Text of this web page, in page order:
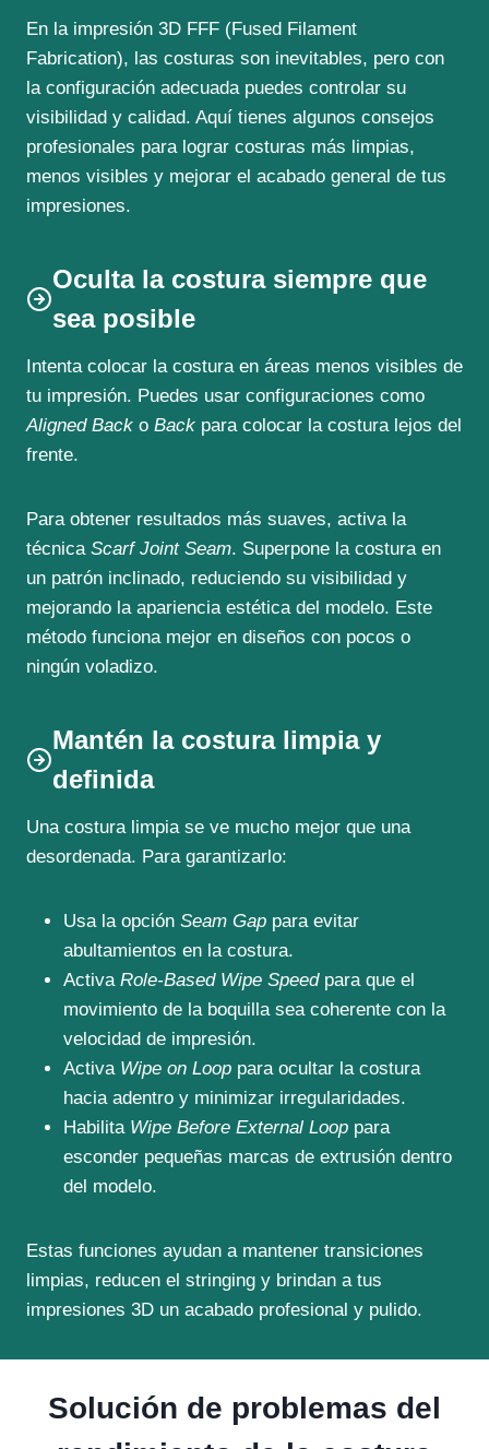
En la impresión 3D FFF (Fused Filament
Fabrication), las costuras son inevitables, pero con
la configuración adecuada puedes controlar su
visibilidad y calidad. Aquí tienes algunos consejos
profesionales para lograr costuras más limpias,
menos visibles y mejorar el acabado general de tus
impresiones.
Oculta la costura siempre que
sea posible
Intenta colocar la costura en áreas menos visibles de
tu impresión. Puedes usar configuraciones como
Aligned Back o Back para colocar la costura lejos del
frente.
Para obtener resultados más suaves, activa la
técnica Scarf Joint Seam. Superpone la costura en
un patrón inclinado, reduciendo su visibilidad y
mejorando la apariencia estética del modelo. Este
método funciona mejor en diseños con pocos o
ningún voladizo.
Mantén la costura limpia y
definida
Una costura limpia se ve mucho mejor que una
desordenada. Para garantizarlo:
Usa la opción Seam Gap para evitar
abultamientos en la costura.
Activa Role-Based Wipe Speedpara que el
movimiento de la boquilla sea coherente con la
velocidad de impresión.
Activa Wipe on Loop para ocultar la costura
hacia adentro y minimizar irregularidades.
Habilita Wipe Before External Loop para
esconder pequeñas marcas de extrusión dentro
del modelo.
Estas funciones ayudan a mantener transiciones
limpias, reducen el stringing y brindan a tus
impresiones 3D un acabado profesional y pulido.
Solución de problemas del